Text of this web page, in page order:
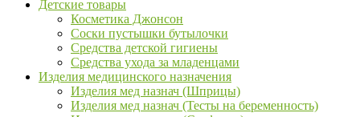
Детские товары
Косметика Джонсон
Соски пустышки бутылочки
Средства детской гигиены
Средства ухода за младенцами
Изделия медицинского назначения
Изделия мед назнач (Шприцы)
Изделия мед назнач (Тесты на беременность)